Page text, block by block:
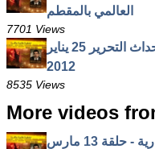
العالمي بالمقطم
7701 Views
تحاليل أخبارية - تغطية إعلامية لأحداث التحرير 25 يناير
2012
8535 Views
More videos
حلقة 13 مارس